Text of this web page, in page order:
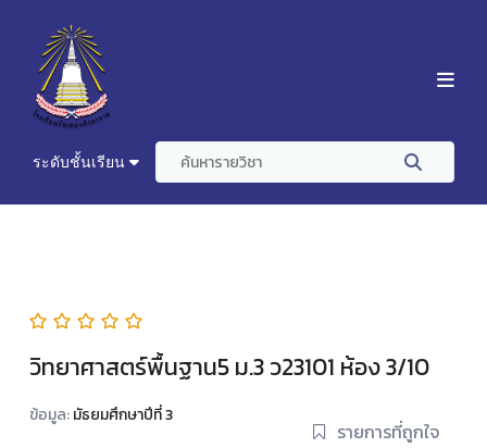
ระดับชั้นเรียน
วิทยาศาสตร์พื้นฐาน5 ม.3 ว23101 ห้อง 3/10
ข้อมูล:มัธยมศึกษาปีที่ 3
รายการที่ถูกใจ